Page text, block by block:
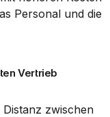
Personal und die
Vertrieb
zwischen